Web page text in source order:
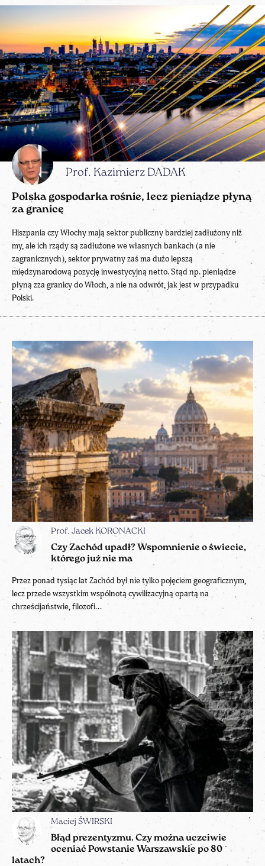
Prof. Jacek KORONACKI
Czy Zachód upadł? Wspomnienie o świecie,
którego już nie ma
Przez ponad tysiąc lat Zachód był nie tylko pojęciem geograficznym,
lecz przede wszystkim wspólnotą cywilizacyjną opartą na
chrześcijaństwie, filozofi...
Maciej ŚWIRSKI
Błąd prezentyzmu. Czy można uczciwie
oceniać Powstanie Warszawskie po 80
latach?
Prof. Kazimierz DADAK
Polska gospodarka rośnie, lecz pieniądze płyną
za granicę
Hiszpania czy Włochy mają sektor publiczny bardziej zadłużony niż
my, ale ich rządy są zadłużone we własnych bankach (a nie
zagranicznych), sektor prywatny zaś ma dużo lepszą
międzynarodową pozycję inwestycyjną netto. Stąd np. pieniądze
płyną zza granicy do Włoch, a nie na odwrót, jak jest w przypadku
Polski.